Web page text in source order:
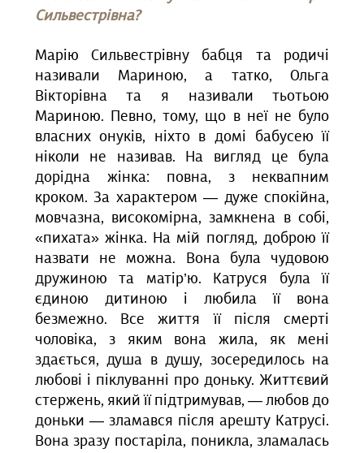
Сильвестрівна?
Марію Сильвестрівну бабця та родичі
називали Мариною, а татко, Ольга
Вікторівна та я називали тьотьою
Мариною. Певно, тому, що в неї не було
власних онуків, ніхто в домі бабусею її
ніколи не називав. На вигляд це була
дорідна жінка: повна, з неквапним
кроком. За характером — дуже спокійна,
мовчазна, високомірна, замкнена в собі,
«пихата» жінка. На мій погляд, доброю її
назвати не можна. Вона була чудовою
дружиною та матір’ю. Катруся була її
єдиною дитиною і любила її вона
безмежно. Все життя її після смерті
чоловіка, з яким вона жила, як мені
здається, душа в душу, зосередилось на
любові і піклуванні про доньку. Життєвий
стержень, який її підтримував, — любов до
доньки — зламався після арешту Катрусі.
Вона зразу постаріла, поникла, зламалась